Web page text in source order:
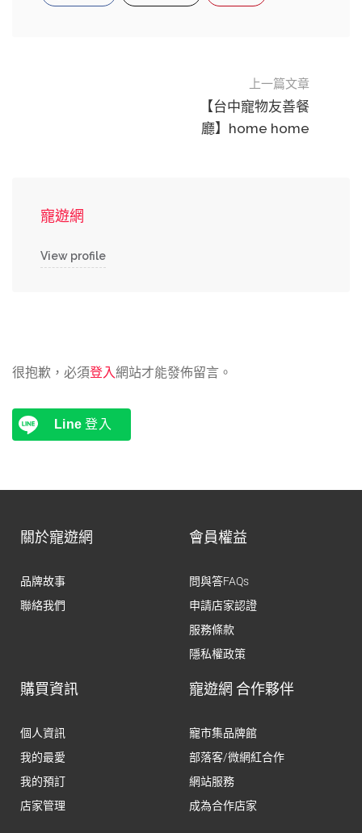
上一篇文章
【台中寵物友善餐
廳】home home
寵遊網
View profile
很抱歉，必須登入網站才能發佈留言。
Line 登入
關於寵遊網
品牌故事
聯絡我們
會員權益
問與答FAQs
申請店家認證
服務條款
隱私權政策
購買資訊
個人資訊
我的最愛
我的預訂
店家管理
寵遊網 合作夥伴
寵市集品牌館
部落客/微網紅合作
網站服務
成為合作店家